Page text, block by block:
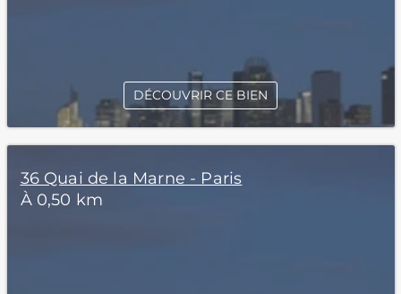
DÉCOUVRIR CE BIEN
36 Quai de la Marne - Paris
À 0,50 km